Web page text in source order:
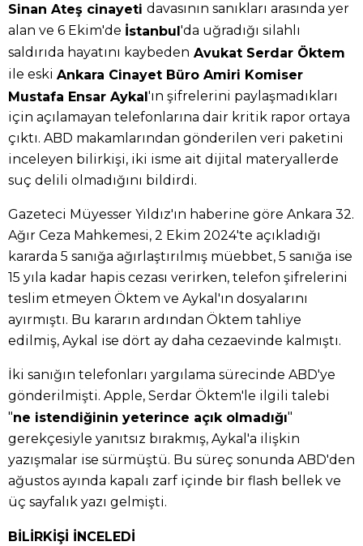
Sinan Ateş cinayeti davasının sanıkları arasında yer
alan ve 6 Ekim'de İstanbul'da uğradığı silahlı
saldırıda hayatını kaybeden Avukat Serdar Öktem
ile eski Ankara Cinayet Büro Amiri Komiser
Mustafa Ensar Aykal'ın şifrelerini paylaşmadıkları
için açılamayan telefonlarına dair kritik rapor ortaya
çıktı. ABD makamlarından gönderilen veri paketini
inceleyen bilirkişi, iki isme ait dijital materyallerde
suç delili olmadığını bildirdi.
Gazeteci Müyesser Yıldız'ın haberine göre Ankara 32.
Ağır Ceza Mahkemesi, 2 Ekim 2024'te açıkladığı
kararda 5 sanığa ağırlaştırılmış müebbet, 5 sanığa ise
15 yıla kadar hapis cezası verirken, telefon şifrelerini
teslim etmeyen Öktem ve Aykal'ın dosyalarını
ayırmıştı. Bu kararın ardından Öktem tahliye
edilmiş, Aykal ise dört ay daha cezaevinde kalmıştı.
İki sanığın telefonları yargılama sürecinde ABD'ye
gönderilmişti. Apple, Serdar Öktem'le ilgili talebi
"ne istendiğinin yeterince açık olmadığı"
gerekçesiyle yanıtsız bırakmış, Aykal'a ilişkin
yazışmalar ise sürmüştü. Bu süreç sonunda ABD'den
ağustos ayında kapalı zarf içinde bir flash bellek ve
üç sayfalık yazı gelmişti.
BİLİRKİŞİ İNCELEDİ